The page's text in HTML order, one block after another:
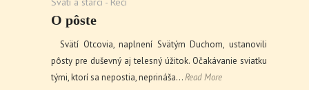
O pôste
Svätí Otcovia, naplnení Svätým Duchom, ustanovili
pôsty pre duševný aj telesný úžitok. Očakávanie sviatku
tými, ktorí sa nepostia, neprináša…Read More